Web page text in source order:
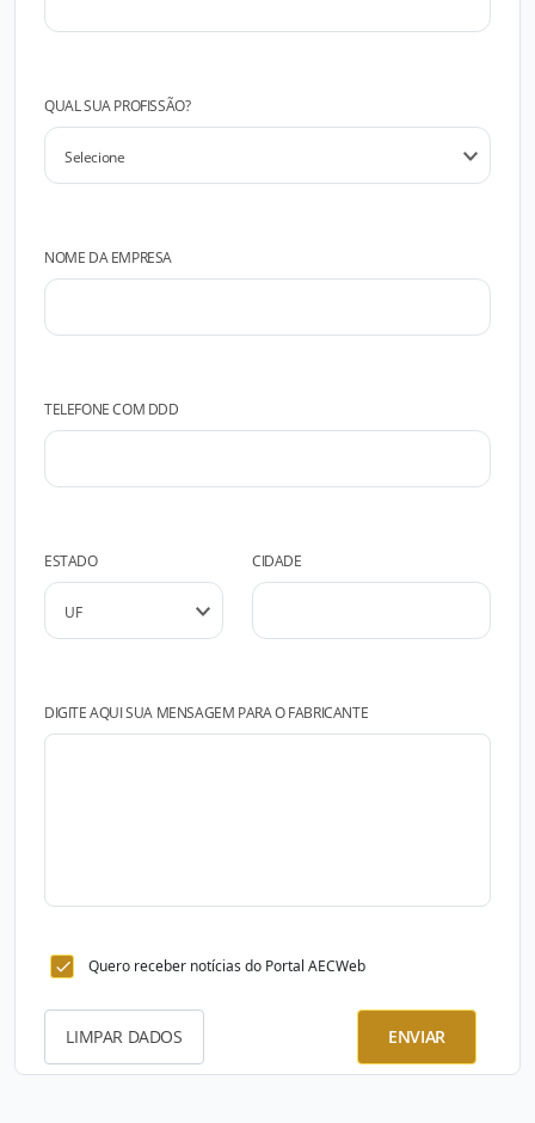
QUAL SUA PROFISSÃO?
NOME DA EMPRESA
TELEFONE COM DDD
ESTADO CIDADE
DIGITE AQUI SUA MENSAGEM PARA O FABRICANTE
Quero receber notícias do Portal AECWeb
LIMPAR DADOS ENVIAR